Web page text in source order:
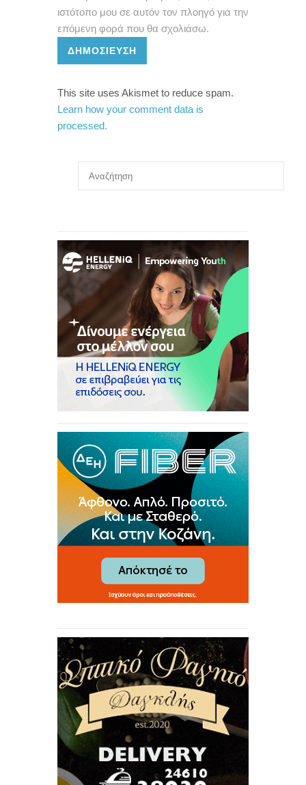
ιστότοπο μου σε αυτόν τον πλοηγό για την
επόμενη φορά που θα σχολιάσω.
ΔΗΜΟΣΊΕΥΣΗ
This site uses Akismet to reduce spam.
Learn how your comment data is
processed.